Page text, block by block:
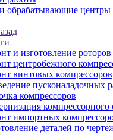
обрабатывающие центры
и изготовление роторов
центробежного
винтовых компрессоров
пусконаладочных
компрессоров
компрессорного
импортных
деталей по